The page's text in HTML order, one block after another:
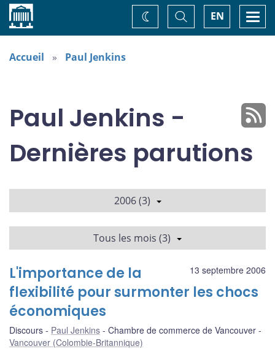
Accueil EN
Basculer
la
recherche
Changez
de
Accueil Paul Jenkins
Paul Jenkins -
Dernières parutions
2006 (3)
Tous les mois (3)
13 septembre 2006
L'importance de la
flexibilité pour surmonter les chocs
économiques
Discours Paul Jenkins
Chambre de commerce de Vancouver
Vancouver (Colombie-Britannique)